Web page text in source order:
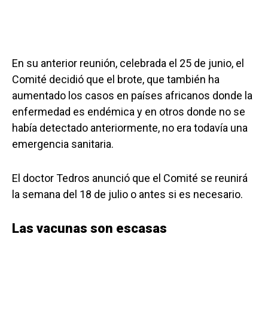
En su anterior reunión, celebrada el 25 de junio, el
Comité decidió que el brote, que también ha
aumentado los casos en países africanos donde la
enfermedad es endémica y en otros donde no se
había detectado anteriormente, no era todavía una
emergencia sanitaria.
El doctor Tedros anunció que el Comité se reunirá
la semana del 18 de julio o antes si es necesario.
Las vacunas son escasas